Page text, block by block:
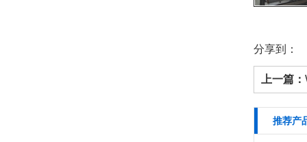
分享到：
上一篇：
推荐产